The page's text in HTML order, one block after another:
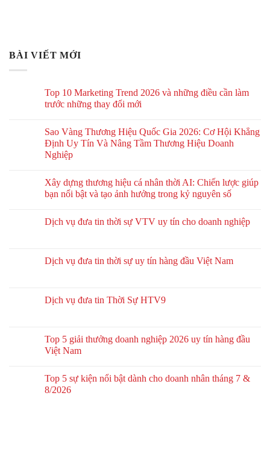
BÀI VIẾT MỚI
Top 10 Marketing Trend 2026 và những điều cần làm
trước những thay đổi mới
Sao Vàng Thương Hiệu Quốc Gia 2026: Cơ Hội Khẳng
Định Uy Tín Và Nâng Tầm Thương Hiệu Doanh
Nghiệp
Xây dựng thương hiệu cá nhân thời AI: Chiến lược giúp
bạn nổi bật và tạo ảnh hưởng trong kỷ nguyên số
Dịch vụ đưa tin thời sự VTV uy tín cho doanh nghiệp
Dịch vụ đưa tin thời sự uy tín hàng đầu Việt Nam
Dịch vụ đưa tin Thời Sự HTV9
Top 5 giải thưởng doanh nghiệp 2026 uy tín hàng đầu
Việt Nam
Top 5 sự kiện nổi bật dành cho doanh nhân tháng 7 &
8/2026